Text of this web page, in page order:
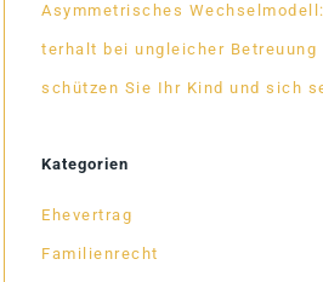
Asym­me­tri­sches
ter­halt bei un­glei­cher Be­treu­ung
schüt­zen Sie Ihr Kind und sich
Kategorien
Ehevertrag
Familienrecht